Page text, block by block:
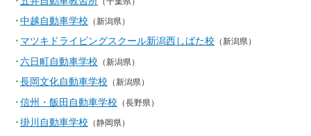
中越自動車学校 （新潟県）
マツキドライビングスクール新潟西しばた校 （新潟県）
六日町自動車学校 （新潟県）
長岡文化自動車学校 （新潟県）
信州・飯田自動車学校 （長野県）
掛川自動車学校 （静岡県）